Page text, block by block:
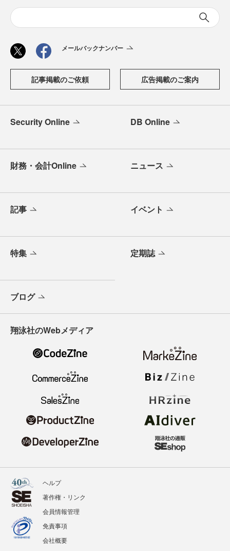
メールバックナンバー
記事掲載のご依頼 広告掲載のご案内
Security Online DB Online
財務・会計Online ニュース
記事 イベント
特集 定期誌
ブログ
翔泳社のWebメディア
ヘルプ
著作権・リンク
会員情報管理
免責事項
会社概要